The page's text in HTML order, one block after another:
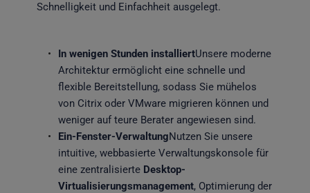
Schnelligkeit und Einfachheit ausgelegt.
In wenigen Stunden installiertUnsere moderne
Architektur ermöglicht eine schnelle und
flexible Bereitstellung, sodass Sie mühelos
von Citrix oder VMware migrieren können und
weniger auf teure Berater angewiesen sind.
Ein-Fenster-VerwaltungNutzen Sie unsere
intuitive, webbasierte Verwaltungskonsole für
eine zentralisierte Desktop-
Virtualisierungsmanagement, Optimierung der